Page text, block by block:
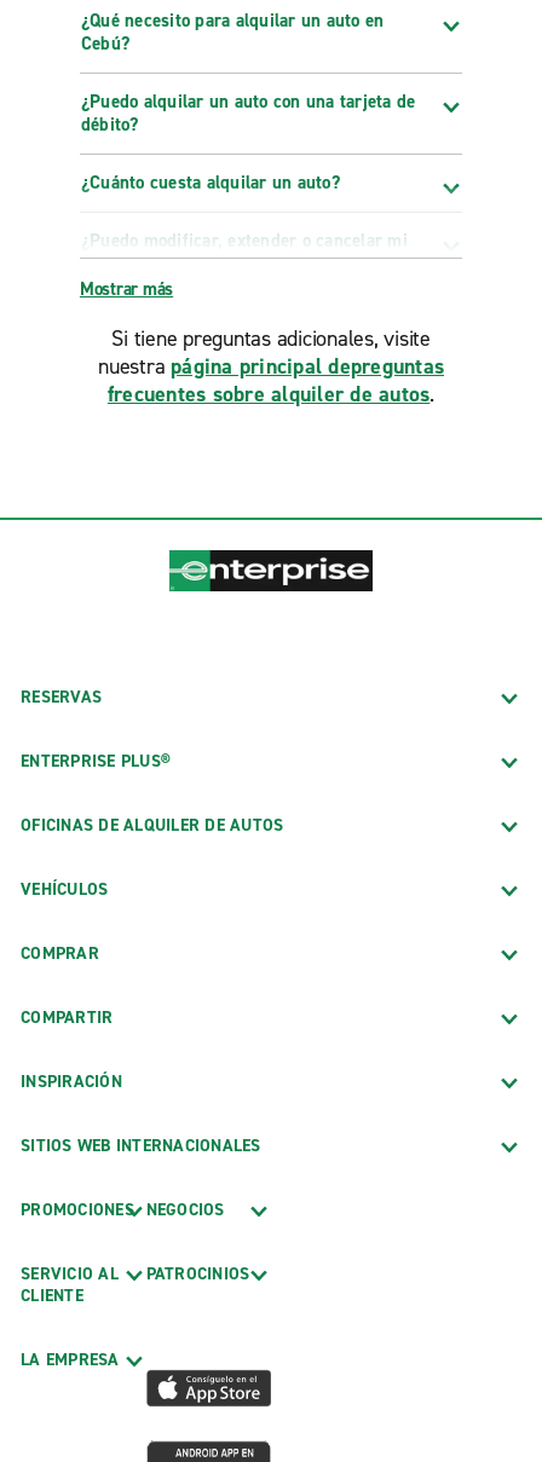
¿Qué necesito para alquilar un auto en
Cebú?
¿Puedo alquilar un auto con una tarjeta de
débito?
¿Cuánto cuesta alquilar un auto?
¿Puedo modificar, extender o cancelar mi
reserva?
Mostrar más
Si tiene preguntas adicionales, visite
nuestra página principal depreguntas
frecuentes sobre alquiler de autos.
RESERVAS
ENTERPRISE PLUS®
OFICINAS DE ALQUILER DE AUTOS
VEHÍCULOS
COMPRAR
COMPARTIR
INSPIRACIÓN
SITIOS WEB INTERNACIONALES
PROMOCIONES
SERVICIO AL
CLIENTE
LA EMPRESA
NEGOCIOS
PATROCINIOS